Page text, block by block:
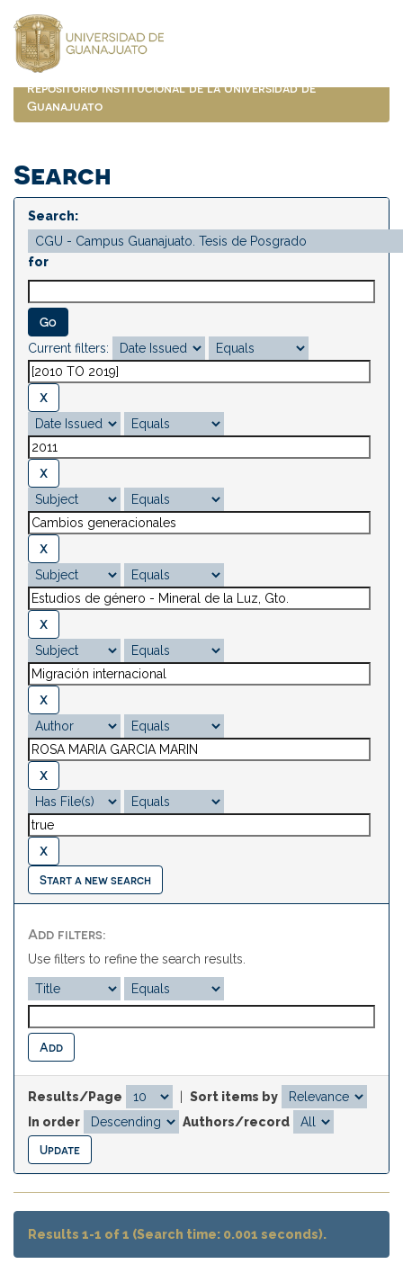
navigation
Repositorio Institucional de la Universidad de
Guanajuato
Search
Search:
for
Current filters:
Start a new search
Add filters:
Use filters to refine the search results.
Results/Page
Sort items by
In order
Authors/record
Results 1-1 of 1 (Search time: 0.001 seconds).